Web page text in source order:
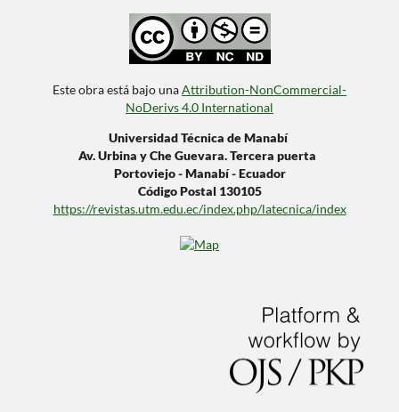
Este obra está bajo unaAttribution-NonCommercial-
NoDerivs 4.0 International
Universidad Técnica de Manabí
Av. Urbina y Che Guevara. Tercera puerta
Portoviejo - Manabí - Ecuador
Código Postal 130105
https://revistas.utm.edu.ec/index.php/latecnica/index